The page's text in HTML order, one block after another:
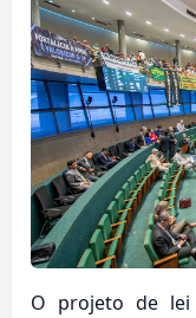
O projeto de